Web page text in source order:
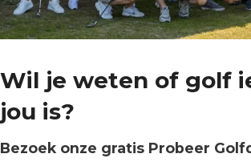
Wil je weten of golf
jou is?
Bezoek onze gratis Probeer